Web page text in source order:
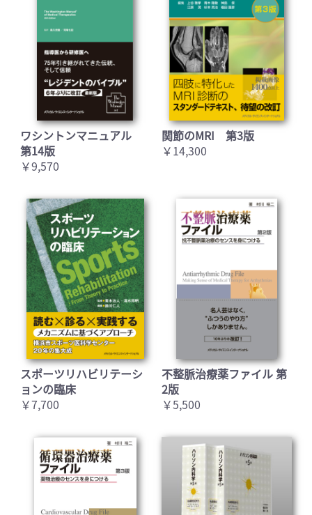
ワシントンマニュアル
第14版
￥9,570
関節のMRI 第3版
￥14,300
スポーツリハビリテーシ
ョンの臨床
￥7,700
不整脈治療薬ファイル 第
2版
￥5,500